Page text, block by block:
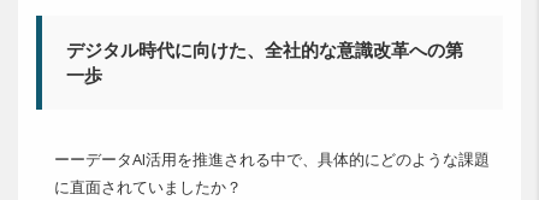
デジタル時代に向けた、全社的な意識改革への第
一歩
ーーデータAI活用を推進される中で、具体的にどのような課題
に直面されていましたか？